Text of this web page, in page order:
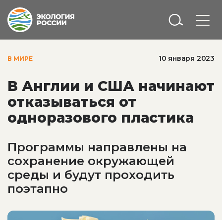
В МИРЕ 10 января 2023
В Англии и США начинают
отказываться от
одноразового пластика
Программы направлены на
сохранение окружающей
среды и будут проходить
поэтапно